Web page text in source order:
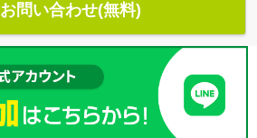
お問い合わせ(無料)